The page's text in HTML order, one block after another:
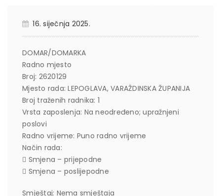
16. siječnja 2025.
DOMAR/DOMARKA
Radno mjesto
Broj: 2620129
Mjesto rada: LEPOGLAVA, VARAŽDINSKA ŽUPANIJA
Broj traženih radnika: 1
Vrsta zaposlenja: Na neodređeno; upražnjeni
poslovi
Radno vrijeme: Puno radno vrijeme
Način rada:
 Smjena – prijepodne
 Smjena – poslijepodne
Smještaj: Nema smještaja